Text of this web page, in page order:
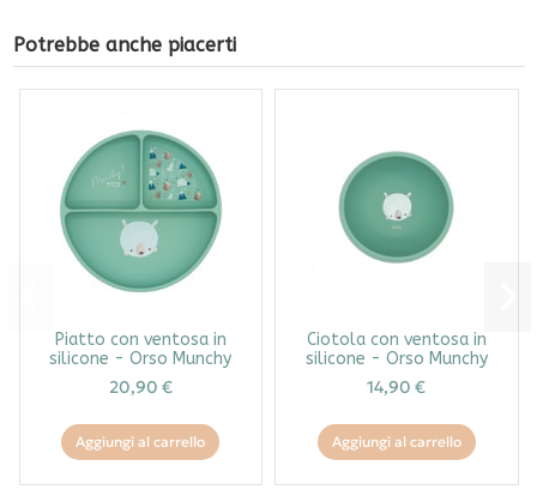
Potrebbe anche piacerti
Piatto con ventosa in
silicone - Orso Munchy
20,90 €
Aggiungi al carrello
Ciotola con ventosa in
silicone - Orso Munchy
14,90 €
Aggiungi al carrello